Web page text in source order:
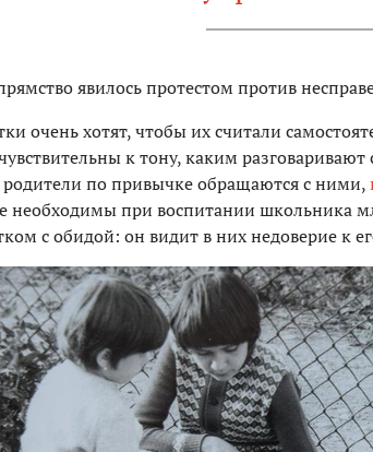
явилось протестом против
очень хотят, чтобы их считали
к тону, каким
по привычке обращаются с ними,
необходимы при воспитании школьника
с обидой: он видит в них недоверие к